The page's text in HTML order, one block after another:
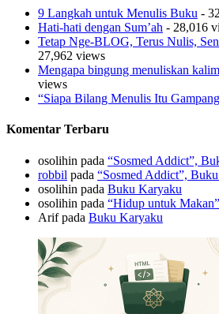
9 Langkah untuk Menulis Buku -
Hati-hati dengan Sum’ah - 28,016
Tetap Nge-BLOG, Terus Nulis,
27,962 views
Mengapa bingung menuliskan
views
“Siapa Bilang Menulis Itu
Komentar Terbaru
osolihin pada “Sosmed Addict”,
robbil pada “Sosmed Addict”,
osolihin pada Buku Karyaku
osolihin pada “Hidup untuk Makan”
Arifpada Buku Karyaku